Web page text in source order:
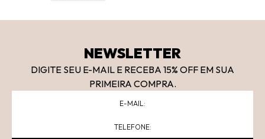
NEWSLETTER
DIGITE SEU E-MAIL E RECEBA 15% OFF EM SUA
PRIMEIRA COMPRA.